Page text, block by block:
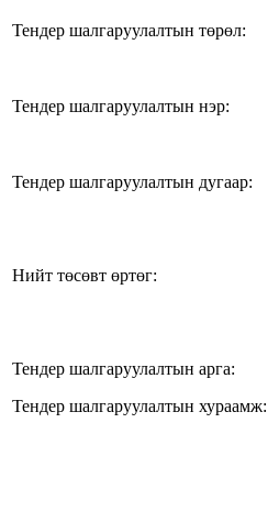
Тендер шалгаруулалтын төрөл:
Тендер шалгаруулалтын нэр:
Тендер шалгаруулалтын дугаар:
Нийт төсөвт өртөг:
Тендер шалгаруулалтын арга:
Тендер шалгаруулалтын хураамж: